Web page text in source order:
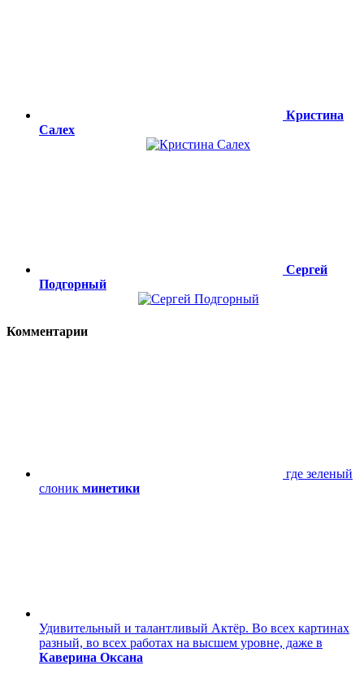
Кристина
Салех
Сергей
Подгорный
Комментарии
где зеленый
слоник минетики
Удивительный и талантливый Актёр. Во всех картинах
разный, во всех работах на высшем уровне, даже в
Каверина Оксана